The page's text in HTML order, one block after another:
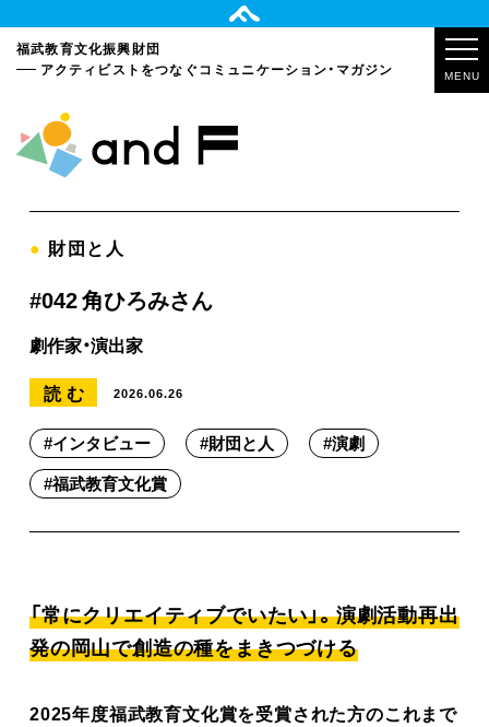
福武教育文化振興財団
アクティビストをつなぐコミュニケーション・マガジン MENU
● 財団と人
#042 角ひろみさん
劇作家・演出家
読む
2026.06.26
#インタビュー #財団と人 #演劇
#福武教育文化賞
「常にクリエイティブでいたい」。演劇活動再出
発の岡山で創造の種をまきつづける
2025年度福武教育文化賞を受賞された方のこれまで